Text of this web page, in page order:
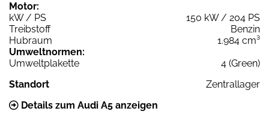
Motor:
kW / PS
150 kW / 204 PS
Treibstoff
Benzin
Hubraum
1.984 cm³
Umweltnormen:
Umweltplakette
4 (Green)
Standort
Zentrallager
Details zum Audi A5 anzeigen